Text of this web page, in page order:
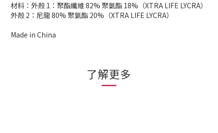
材料：外殼 1：聚酯纖維 82% 聚氨酯 18%（XTRA LIFE LYCRA）
外殼 2：尼龍 80% 聚氨酯 20%（XTRA LIFE LYCRA）
Made in China
了解更多